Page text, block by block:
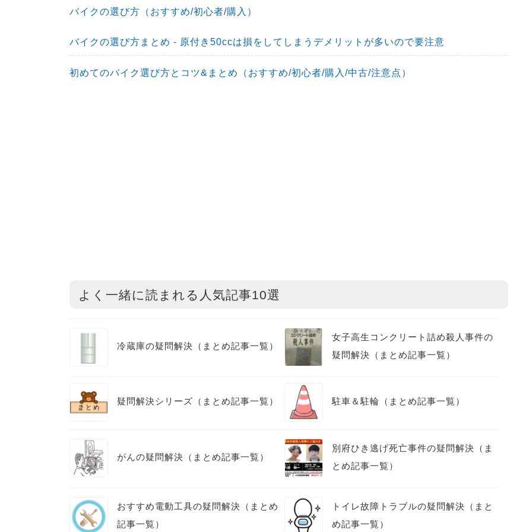
バイクの選び方（おすすめ/初心者/購入）
バイクの選び方まとめ - 原付き50ccは損をしてしまうデメリットが多いので要注意
初めてのバイク選び方とコツ&まとめ（おすすめ/初心者/購入/中古/注意点）
よく一緒に読まれる人気記事10選
冷蔵庫の疑問解決（まとめ記事一覧）
女子高生コンクリート詰め殺人事件の
疑問解決（まとめ記事一覧）
疑問解決シリーズ（まとめ記事一覧） 駐車＆駐輪（まとめ記事一覧）
がんの疑問解決（まとめ記事一覧）
別府ひき逃げ死亡事件の疑問解決（ま
とめ記事一覧）
おすすめ電動工具の疑問解決（まとめ
記事一覧）
トイレ故障トラブルの疑問解決（まと
め記事一覧）